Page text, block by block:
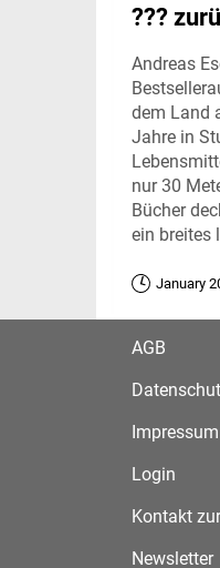
???
Andreas
dem Land
Jahre in
nur 30
Bücher
ein breites
January
AGB
Impressum
Login
Kontakt
Newsletter